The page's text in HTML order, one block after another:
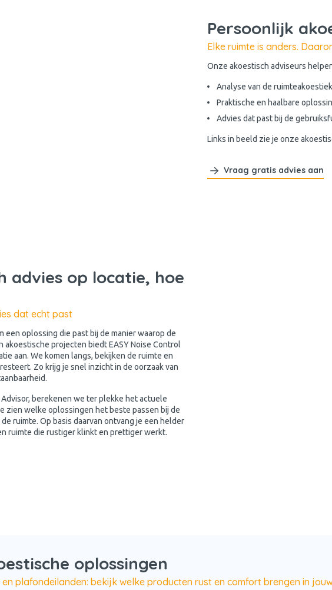
Persoonlijk
Elke ruimte is anders.
Onze akoestisch adviseurs
Analyse van de ruimteakoestiek
Praktische en haalbare
Advies dat past bij de
Links in beeld zie je onze
Vraag gratis advies aan
advies op locatie, hoe
dat echt past
een oplossing die past bij de manier waarop de
projecten biedt EASY Noise Control
aan. We komen langs, bekijken de ruimte en
Zo krijg je snel inzicht in de oorzaak van
berekenen we ter plekke het actuele
zien welke oplossingen het beste passen bij de
ruimte. Op basis daarvan ontvang je een helder
ruimte die rustiger klinkt en prettiger werkt.
oplossingen
plafondeilanden: bekijk welke producten rust en comfort brengen in